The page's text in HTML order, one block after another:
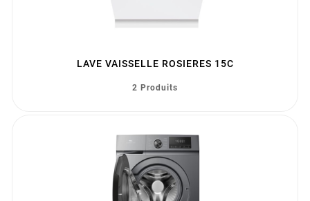
LAVE VAISSELLE ROSIERES 15C
2 Produits